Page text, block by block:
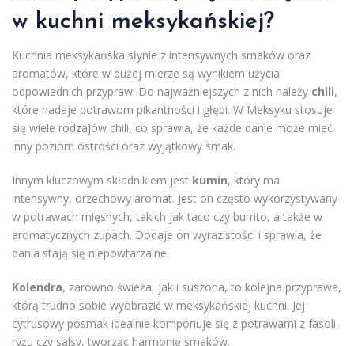
w kuchni meksykańskiej?
Kuchnia meksykańska słynie z intensywnych smaków oraz
aromatów, które w dużej mierze są wynikiem użycia
odpowiednich przypraw. Do najważniejszych z nich należy chili,
które nadaje potrawom pikantności i głębi. W Meksyku stosuje
się wiele rodzajów chili, co sprawia, że każde danie może mieć
inny poziom ostrości oraz wyjątkowy smak.
Innym kluczowym składnikiem jest kumin, który ma
intensywny, orzechowy aromat. Jest on często wykorzystywany
w potrawach mięsnych, takich jak taco czy burrito, a także w
aromatycznych zupach. Dodaje on wyrazistości i sprawia, że
dania stają się niepowtarzalne.
Kolendra, zarówno świeża, jak i suszona, to kolejna przyprawa,
którą trudno sobie wyobrazić w meksykańskiej kuchni. Jej
cytrusowy posmak idealnie komponuje się z potrawami z fasoli,
ryżu czy salsy, tworząc harmonię smaków.